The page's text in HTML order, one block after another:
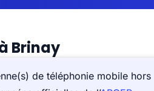
Brinay
de téléphonie mobile hors